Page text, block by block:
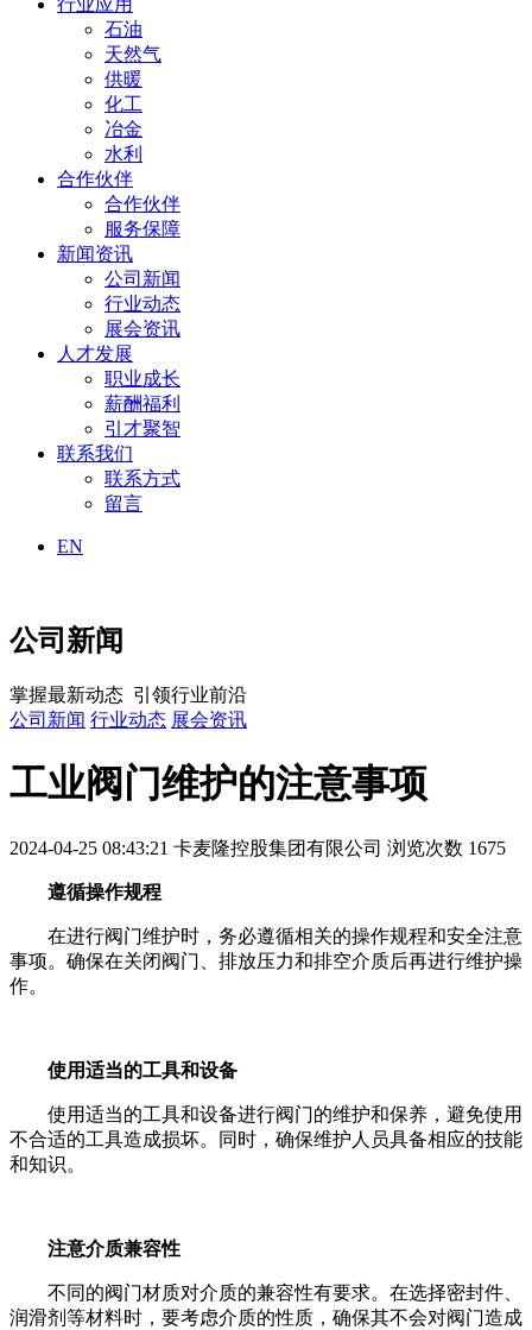
石油
天然气
供暖
化工
冶金
水利
合作伙伴
合作伙伴
服务保障
新闻资讯
公司新闻
行业动态
展会资讯
人才发展
职业成长
薪酬福利
引才聚智
联系我们
联系方式
留言
EN
公司新闻
掌握最新动态 引领行业前沿
公司新闻 行业动态 展会资讯
工业阀门维护的注意事项
2024-04-25 08:43:21 卡麦隆控股集团有限公司 浏览次数 1675
遵循操作规程
在进行阀门维护时，务必遵循相关的操作规程和安全注意
事项。确保在关闭阀门、排放压力和排空介质后再进行维护操
作。
使用适当的工具和设备
使用适当的工具和设备进行阀门的维护和保养，避免使用
不合适的工具造成损坏。同时，确保维护人员具备相应的技能
和知识。
注意介质兼容性
不同的阀门材质对介质的兼容性有要求。在选择密封件、
润滑剂等材料时，要考虑介质的性质，确保其不会对阀门造成